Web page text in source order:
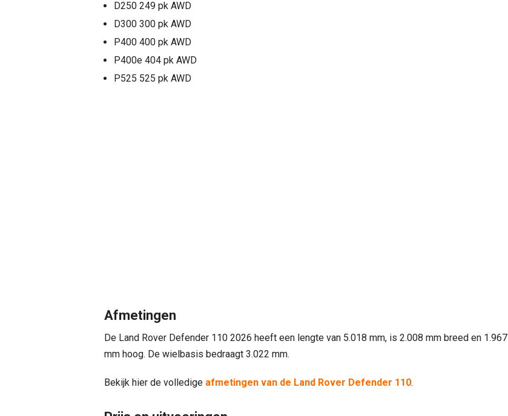
D250 249 pk AWD
D300 300 pk AWD
P400 400 pk AWD
P400e 404 pk AWD
P525 525 pk AWD
Afmetingen
De Land Rover Defender 110 2026 heeft een lengte van 5.018 mm, is 2.008 mm breed en 1.967
mm hoog. De wielbasis bedraagt 3.022 mm.
Bekijk hier de volledige afmetingen van de Land Rover Defender 110.